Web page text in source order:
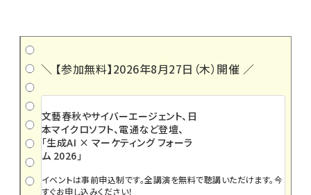
＼ 【参加無料】2026年8月27日（木）開催 ／
文藝春秋やサイバーエージェント、日
本マイクロソフト、電通など登壇、
「生成AI × マーケティング フォーラ
ム 2026」
イベントは事前申込制です。全講演を無料で聴講いただけます。今
すぐお申し込みください！